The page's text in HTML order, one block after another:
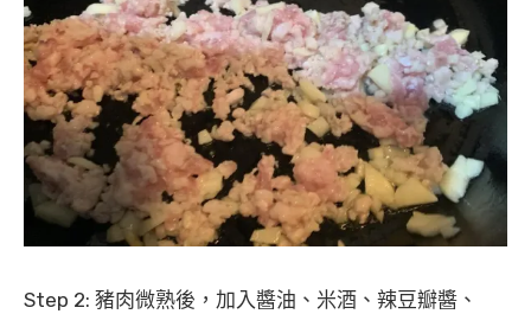
Step 2: 豬肉微熟後，加入醬油、米酒、辣豆瓣醬、